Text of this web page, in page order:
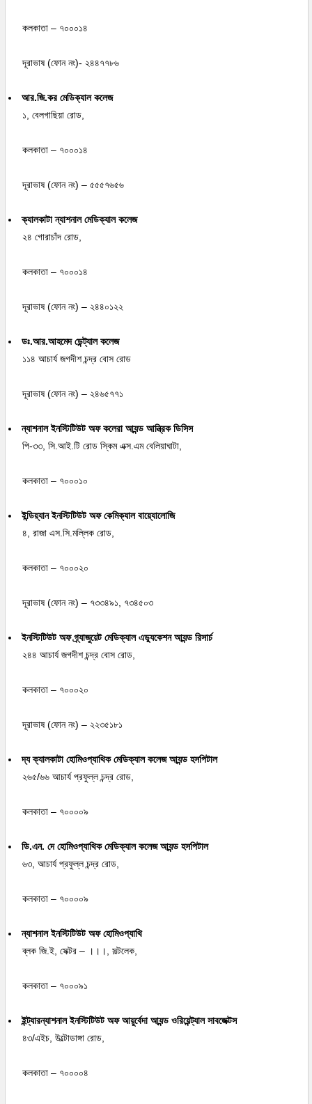
কলকাতা – ৭০০০১৪
দূরাভাষ (ফোন নং)- ২৪৪৭৭৮৬
আর.জি.কর মেডিক্যাল কলেজ
১, বেলগাছিয়া রোড,
কলকাতা – ৭০০০১৪
দূরাভাষ (ফোন নং) – ৫৫৫৭৬৫৬
ক্যালকাটা ন্যাশনাল মেডিক্যাল কলেজ
২৪ গোরাচাঁদ রোড,
কলকাতা – ৭০০০১৪
দূরাভাষ (ফোন নং) – ২৪৪০১২২
ডঃ.আর.আহমেদ ডেন্ট্যাল কলেজ
১১৪ আচার্য জগদীশ চন্দ্র বোস রোড
দূরাভাষ (ফোন নং) – ২৪৬৫৭৭১
ন্যাশনাল ইনস্টিটিউট অফ কলেরা আ্যন্ড আন্ত্রিক ডিসিস
পি-৩৩, সি.আই.টি রোড স্কিম এক্স.এম বেলিয়াঘাটা,
কলকাতা – ৭০০০১০
ইন্ডিয়্যান ইনস্টিটিউট অফ কেমিক্যাল বায়্যোলোজি
৪, রাজা এস.সি.মল্লিক রোড,
কলকাতা – ৭০০০২০
দূরাভাষ (ফোন নং) – ৭৩৩৪৯১, ৭৩৪৫০৩
ইনস্টিটিউট অফ গ্র্যাজুয়েট মেডিক্যাল এড্যুকেশন আ্যন্ড রিসার্চ
২৪৪ আচার্য জগদীশ চন্দ্র বোস রোড,
কলকাতা – ৭০০০২০
দূরাভাষ (ফোন নং) – ২২৩৫১৮১
দ্য ক্যালকাটা হোমিওপ্যাথিক মেডিক্যাল কলেজ আ্যন্ড হসপিটাল
২৬৫/৬৬ আচার্য প্রফুল্ল চন্দ্র রোড,
কলকাতা – ৭০০০০৯
ডি.এন. দে হোমিওপ্যাথিক মেডিক্যাল কলেজ আ্যন্ড হসপিটাল
৬৩, আচার্য প্রফুল্ল চন্দ্র রোড,
কলকাতা – ৭০০০০৯
ন্যাশনাল ইনস্টিটিউট অফ হোমিওপ্যাথি
ব্লক জি.ই, সেক্টর – ।।।, সল্টলেক,
কলকাতা – ৭০০০৯১
ইন্ট্যারন্যাশনাল ইনস্টিটিউট অফ আয়ুর্বেদা আ্যন্ড ওরিয়েন্ট্যাল সাবজেক্টস
৪৩/এইচ, উল্টোডাঙ্গা রোড,
কলকাতা – ৭০০০০৪